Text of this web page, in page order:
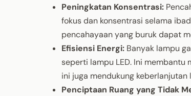
Peningkatan Konsentrasi:
fokus dan konsentrasi selama
pencahayaan yang buruk dapat
Efisiensi Energi: Banyak lampu
seperti lampu LED. Ini membantu
ini juga mendukung keberlanjutan
Penciptaan Ruang yang Tidak